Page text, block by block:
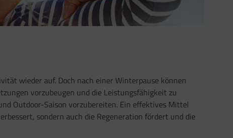
wieder auf. Doch nach einer Winterpause können
vorzubeugen und die Leistungsfähigkeit zu
Outdoor-Saison vorzubereiten. Ein effektives Mittel
sondern auch die Regeneration fördert und die